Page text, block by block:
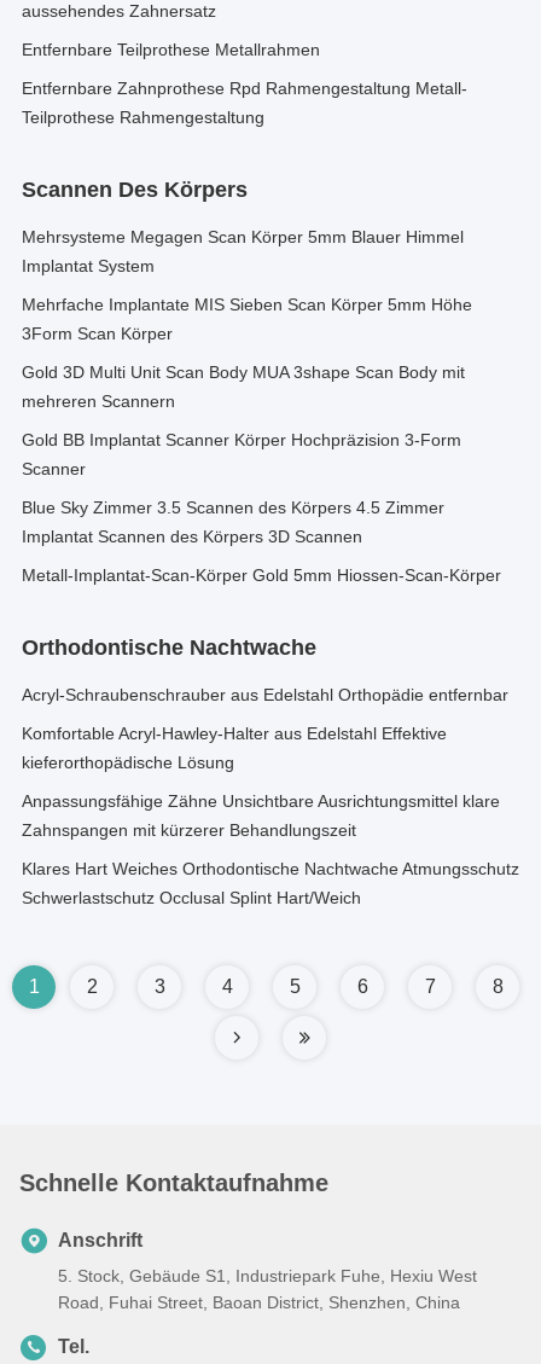
aussehendes Zahnersatz
Entfernbare Teilprothese Metallrahmen
Entfernbare Zahnprothese Rpd Rahmengestaltung Metall-
Teilprothese Rahmengestaltung
Scannen Des Körpers
Mehrsysteme Megagen Scan Körper 5mm Blauer Himmel
Implantat System
Mehrfache Implantate MIS Sieben Scan Körper 5mm Höhe
3Form Scan Körper
Gold 3D Multi Unit Scan Body MUA 3shape Scan Body mit
mehreren Scannern
Gold BB Implantat Scanner Körper Hochpräzision 3-Form
Scanner
Blue Sky Zimmer 3.5 Scannen des Körpers 4.5 Zimmer
Implantat Scannen des Körpers 3D Scannen
Metall-Implantat-Scan-Körper Gold 5mm Hiossen-Scan-Körper
Orthodontische Nachtwache
Acryl-Schraubenschrauber aus Edelstahl Orthopädie entfernbar
Komfortable Acryl-Hawley-Halter aus Edelstahl Effektive
kieferorthopädische Lösung
Anpassungsfähige Zähne Unsichtbare Ausrichtungsmittel klare
Zahnspangen mit kürzerer Behandlungszeit
Klares Hart Weiches Orthodontische Nachtwache Atmungsschutz
Schwerlastschutz Occlusal Splint Hart/Weich
1 2 3 4 5 6 7 8
Schnelle Kontaktaufnahme
Anschrift
5. Stock, Gebäude S1, Industriepark Fuhe, Hexiu West
Road, Fuhai Street, Baoan District, Shenzhen, China
Tel.